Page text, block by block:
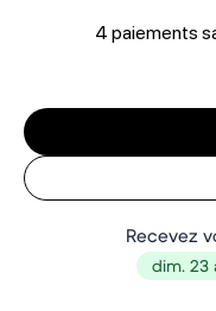
4 paiements
Recevez
dim. 23